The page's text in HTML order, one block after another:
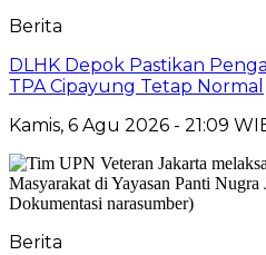
Berita
DLHK Depok Pastikan
TPA Cipayung Tetap Normal
Kamis, 6 Agu 2026 - 21:09
Berita